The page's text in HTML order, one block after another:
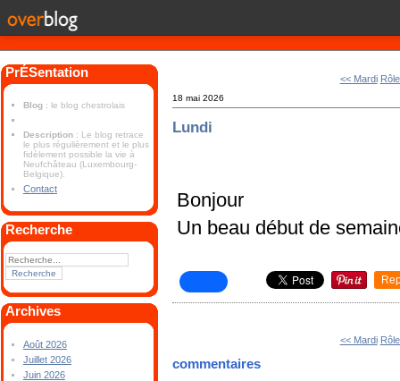
PrÉSentation
Blog : le blog chestrolais
Description : Le blog retrace
le plus régulièrement et le plus
fidèlement possible la vie à
Neufchâteau (Luxembourg-
Belgique).
Contact
Recherche
Archives
Août 2026
Juillet 2026
Juin 2026
<< Mardi
18 mai 2026
Lundi
Bonjour
Un beau début de
<< Mardi
commentaires